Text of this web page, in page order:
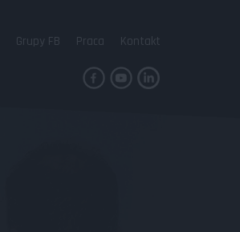
Grupy FB Praca Kontakt